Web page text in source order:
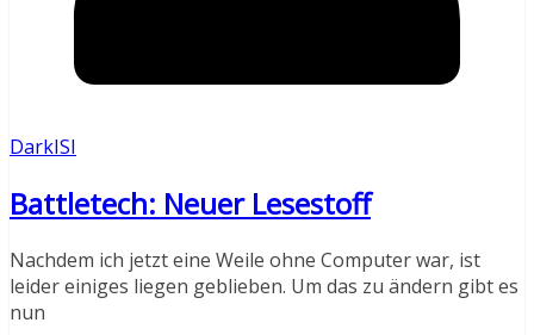
DarkISI
Battletech: Neuer Lesestoff
Nachdem ich jetzt eine Weile ohne Computer war, ist
leider einiges liegen geblieben. Um das zu ändern gibt es
nun